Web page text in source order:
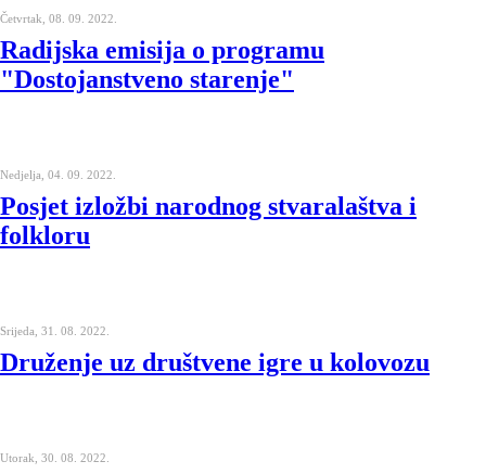
Četvrtak, 08. 09. 2022.
Radijska emisija o programu
"Dostojanstveno starenje"
Nedjelja, 04. 09. 2022.
Posjet izložbi narodnog stvaralaštva i
folkloru
Srijeda, 31. 08. 2022.
Druženje uz društvene igre u kolovozu
Utorak, 30. 08. 2022.